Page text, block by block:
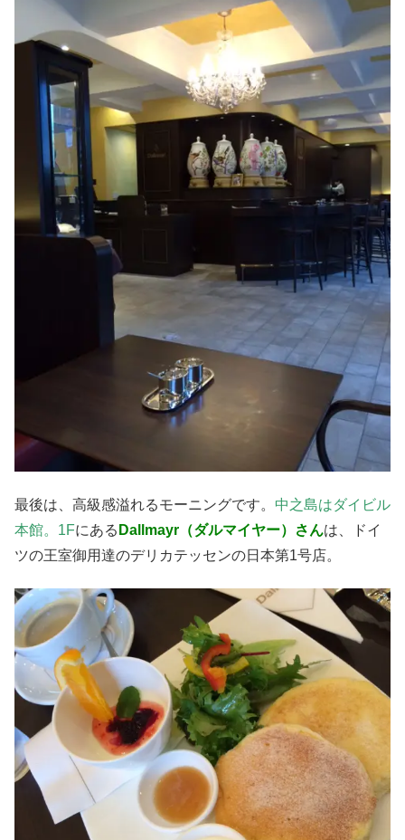
最後は、高級感溢れるモーニングです。 中之島はダイビル
本館。1Fにある Dallmayr（ダルマイヤー）さんは、ドイ
ツの王室御用達のデリカテッセンの日本第1号店。